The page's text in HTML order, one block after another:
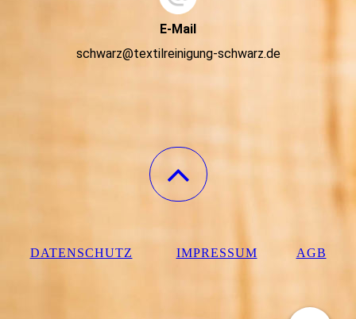
E-Mail
schwarz@textilreinigung-schwarz.de
DATENSCHUTZ IMPRESSUM AGB